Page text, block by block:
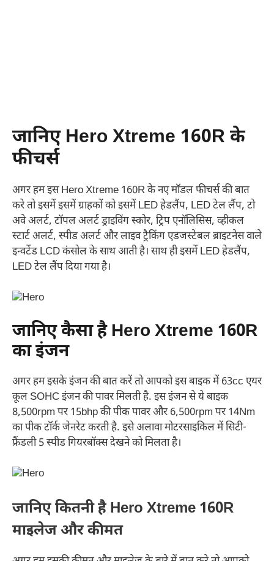
जानिए Hero Xtreme 160R के
फीचर्स
अगर हम इस Hero Xtreme 160R के नए मॉडल फीचर्स की बात
करे तो इसमें इसमें ग्राहकों को इसमें LED हेडलैंप, LED टेल लैंप, टो
अवे अलर्ट, टॉपल अलर्ट ड्राइविंग स्कोर, ट्रिप एनॉलिसिस, व्हीकल
स्टार्ट अलर्ट, स्पीड अलर्ट और लाइव ट्रैकिंग एडजस्टेबल ब्राइटनेस वाले
इन्वर्टेड LCD कंसोल के साथ आती है। साथ ही इसमें LED हेडलैंप,
LED टेल लैंप दिया गया है।
जानिए कैसा है Hero Xtreme 160R
का इंजन
अगर हम इसके इंजन की बात करें तो आपको इस बाइक में 63cc एयर
कूल SOHC इंजन की पावर मिलती है. इस इंजन से ये बाइक
8,500rpm पर 15bhp की पीक पावर और 6,500rpm पर 14Nm
का पीक टॉर्क जेनरेट करती है. इसे अलावा मोटरसाइकिल में सिटी-
फ्रैंडली 5 स्पीड गियरबॉक्स देखने को मिलता है।
जानिए कितनी है Hero Xtreme 160R
माइलेज और कीमत